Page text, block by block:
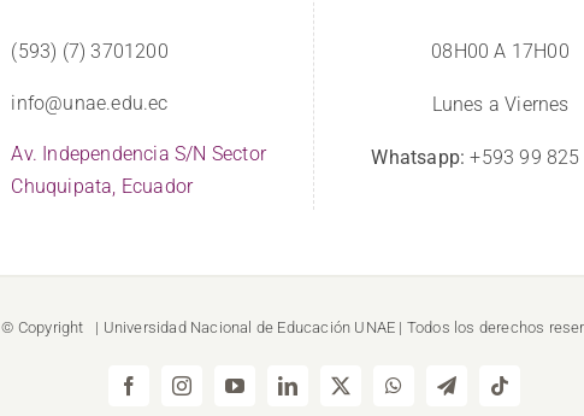
(593) (7) 3701200
info@unae.edu.ec
Av. Independencia S/N Sector
Chuquipata, Ecuador
08H00 A 17H00
Lunes a Viernes
Whatsapp: +593 99 825
© Copyright | Universidad Nacional de Educación UNAE | Todos los derechos
FacebookInstagramYouTubeLinkedIn
X WhatsAppTelegramTiktok